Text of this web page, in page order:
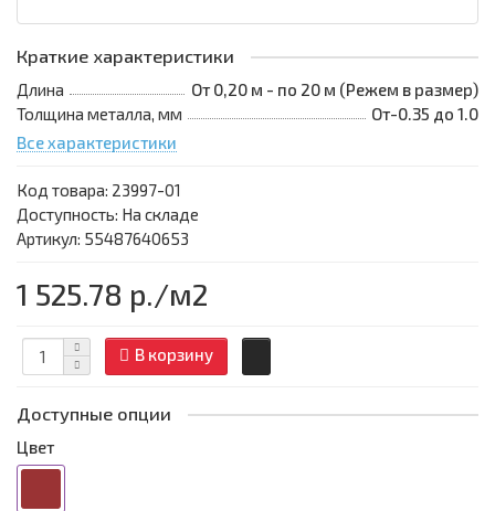
Краткие характеристики
Длина
От 0,20 м - по 20 м (Режем в размер)
Толщина металла, мм
От-0.35 до 1.0
Все характеристики
Код товара: 23997-01
Доступность: На складе
Артикул: 55487640653
1 525.78 р./м2
В корзину
Доступные опции
Цвет